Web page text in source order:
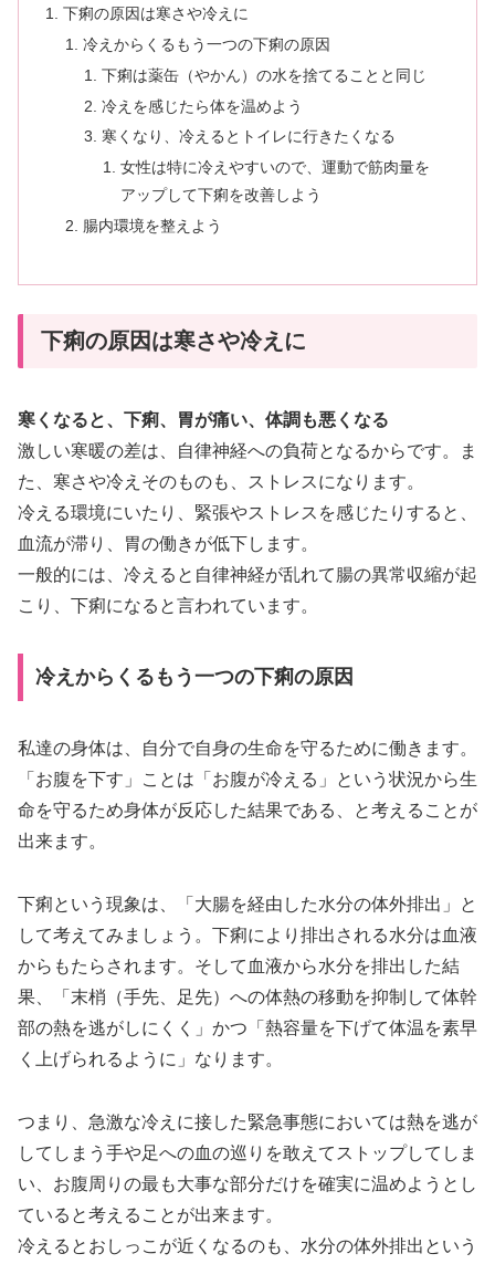
下痢の原因は寒さや冷えに
冷えからくるもう一つの下痢の原因
下痢は薬缶（やかん）の水を捨てることと同じ
冷えを感じたら体を温めよう
寒くなり、冷えるとトイレに行きたくなる
女性は特に冷えやすいので、運動で筋肉量を
アップして下痢を改善しよう
腸内環境を整えよう
下痢の原因は寒さや冷えに
寒くなると、下痢、胃が痛い、体調も悪くなる
激しい寒暖の差は、自律神経への負荷となるからです。ま
た、寒さや冷えそのものも、ストレスになります。
冷える環境にいたり、緊張やストレスを感じたりすると、
血流が滞り、胃の働きが低下します。
一般的には、冷えると自律神経が乱れて腸の異常収縮が起
こり、下痢になると言われています。
冷えからくるもう一つの下痢の原因
私達の身体は、自分で自身の生命を守るために働きます。
「お腹を下す」ことは「お腹が冷える」という状況から生
命を守るため身体が反応した結果である、と考えることが
出来ます。
下痢という現象は、「大腸を経由した水分の体外排出」と
して考えてみましょう。下痢により排出される水分は血液
からもたらされます。そして血液から水分を排出した結
果、「末梢（手先、足先）への体熱の移動を抑制して体幹
部の熱を逃がしにくく」かつ「熱容量を下げて体温を素早
く上げられるように」なります。
つまり、急激な冷えに接した緊急事態においては熱を逃が
してしまう手や足への血の巡りを敢えてストップしてしま
い、お腹周りの最も大事な部分だけを確実に温めようとし
ていると考えることが出来ます。
冷えるとおしっこが近くなるのも、水分の体外排出という